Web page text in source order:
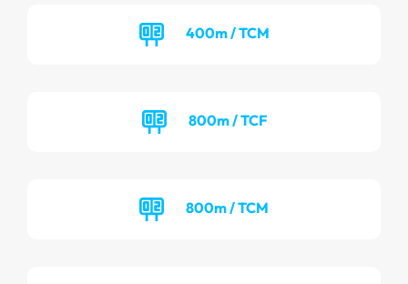
400m / TCM
800m / TCF
800m / TCM